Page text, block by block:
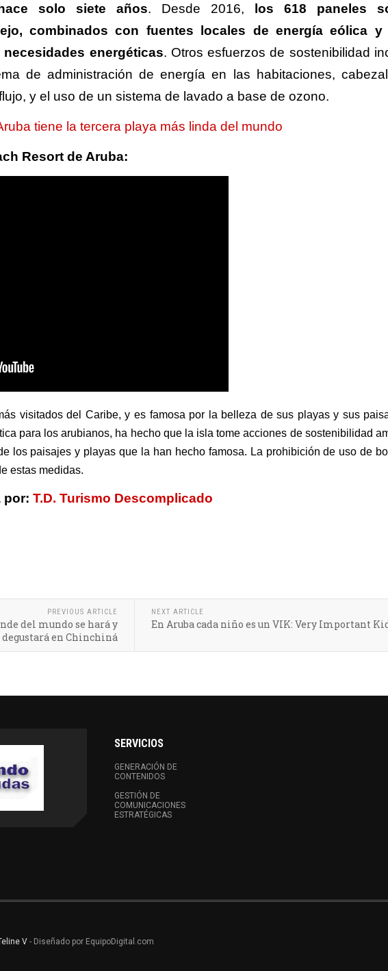
solo siete años. Desde 2016, los 618 paneles
combinados con fuentes locales de energía eólica y
energéticas. Otros esfuerzos de sostenibilidad
de administración de energía en las habitaciones,
y el uso de un sistema de lavado a base de ozono.
tiene la tercera playa más linda del mundo
Resort de Aruba:
visitados del Caribe, y es famosa por la belleza de sus playas y sus
para los arubianos, ha hecho que la isla tome acciones de sostenibilidad
los paisajes y playas que la han hecho famosa. La prohibición de uso de
estas medidas.
por: T.D. Turismo Descomplicado
PREVIOUS ARTICLE
del mundo se hará y
degustará en Chinchiná
NEXT ARTICLE
En Aruba cada niño es un VIK: Very Important
SERVICIOS
GENERACIÓN DE
CONTENIDOS
GESTIÓN DE
COMUNICACIONES
ESTRATÉGICAS
V - Diseñado por EquipoDigital.com